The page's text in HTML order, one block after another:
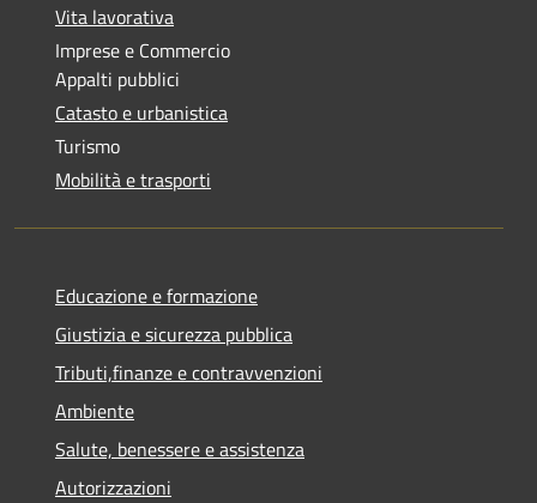
Vita lavorativa
Imprese e Commercio
Appalti pubblici
Catasto e urbanistica
Turismo
Mobilità e trasporti
Educazione e formazione
Giustizia e sicurezza pubblica
Tributi,finanze e contravvenzioni
Ambiente
Salute, benessere e assistenza
Autorizzazioni